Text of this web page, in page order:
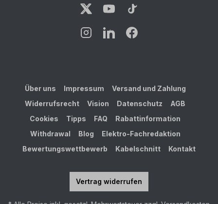
Über uns Impressum
Versand und Zahlung
Widerrufsrecht
Vision Datenschutz
AGB
Cookies
Tipps FAQ
Rabattinformation
Withdrawal
Blog
Elektro-Fachredaktion
Bewertungswettbewerb
Kabelschnitt Kontakt
Vertrag widerrufen